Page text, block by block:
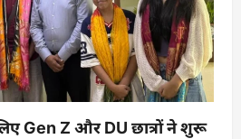
Gen Z और DU छात्रों ने शुरू